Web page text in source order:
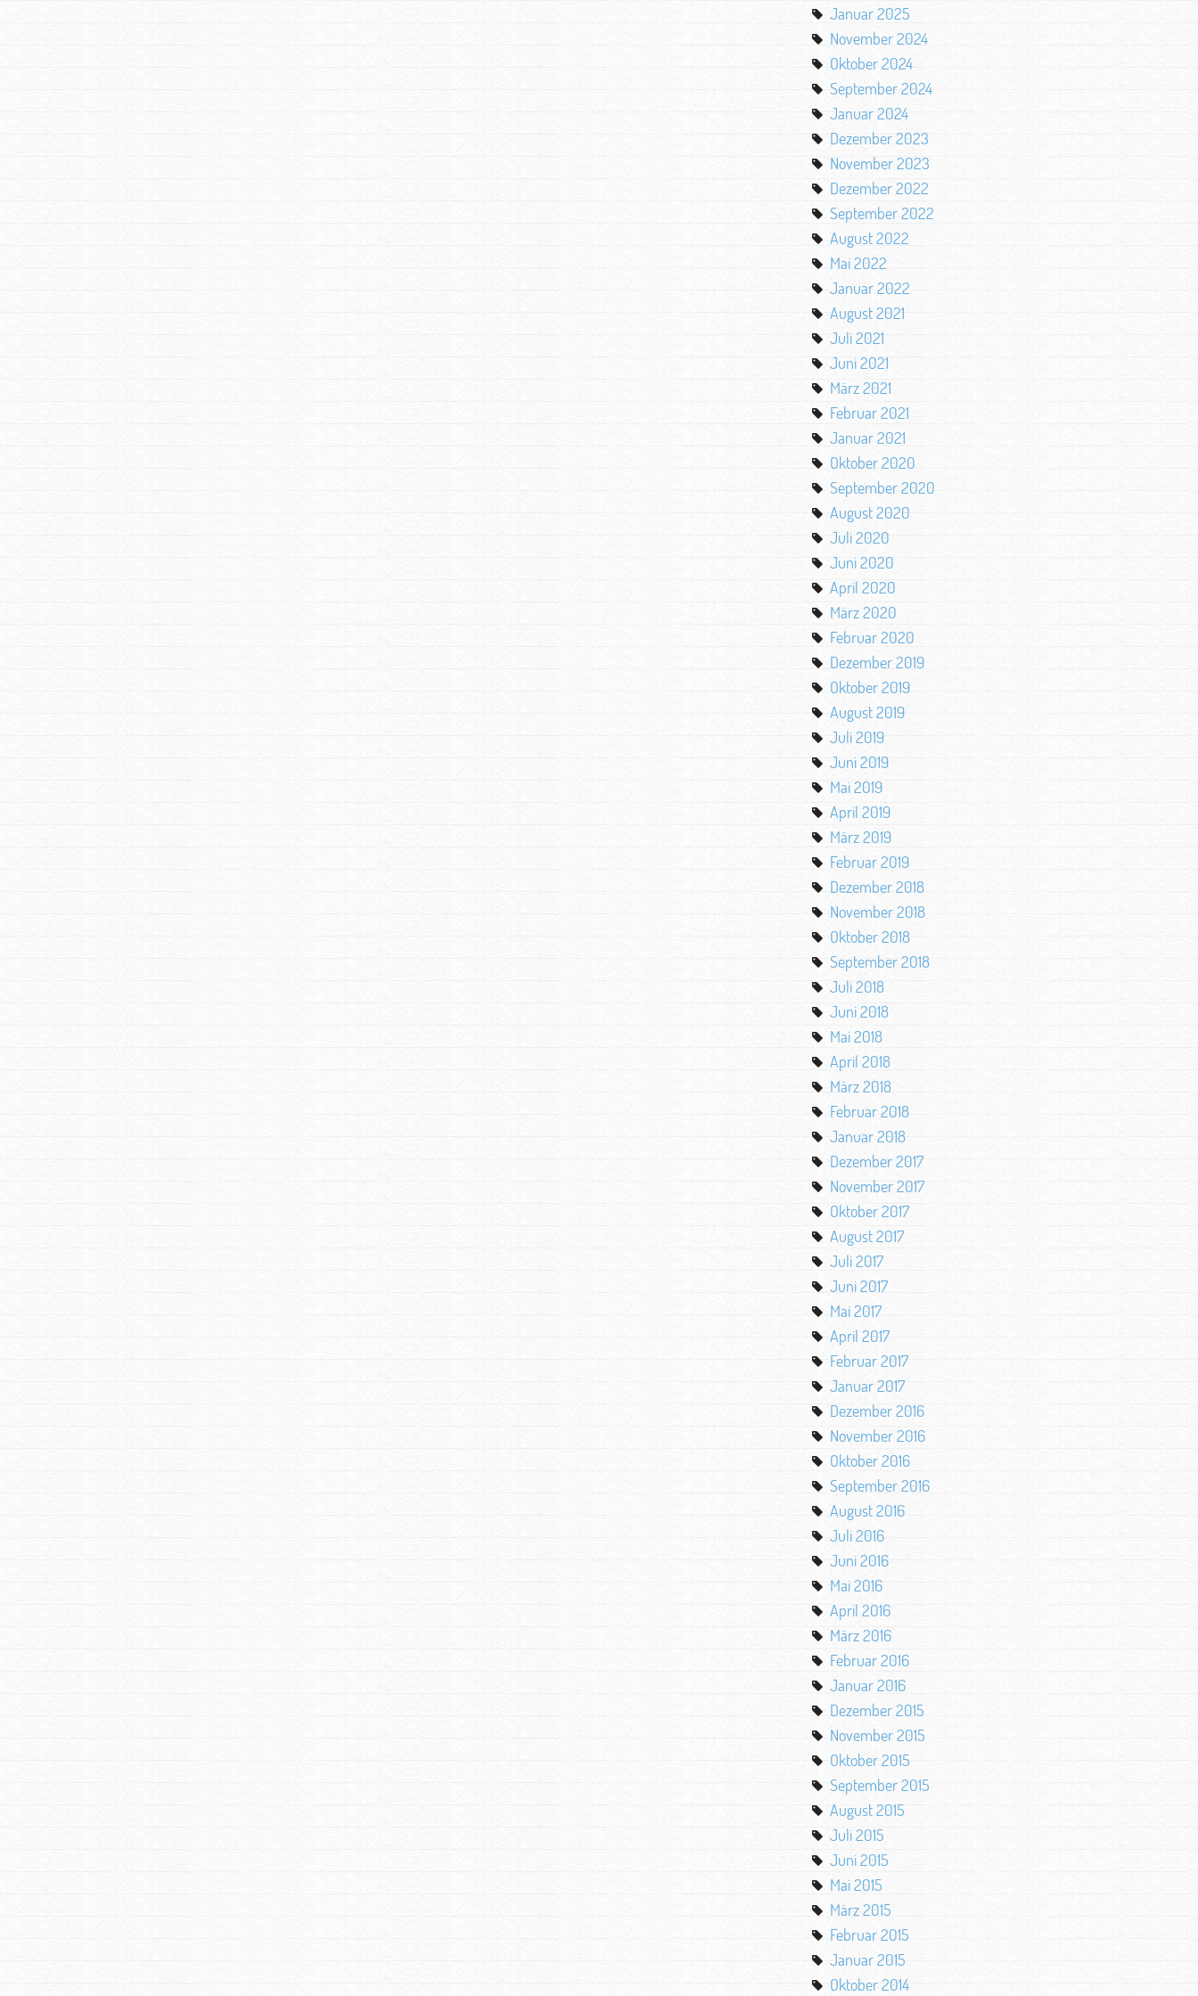
Januar 2025
November 2024
Oktober 2024
September 2024
Januar 2024
Dezember 2023
November 2023
Dezember 2022
September 2022
August 2022
Mai 2022
Januar 2022
August 2021
Juli 2021
Juni 2021
März 2021
Februar 2021
Januar 2021
Oktober 2020
September 2020
August 2020
Juli 2020
Juni 2020
April 2020
März 2020
Februar 2020
Dezember 2019
Oktober 2019
August 2019
Juli 2019
Juni 2019
Mai 2019
April 2019
März 2019
Februar 2019
Dezember 2018
November 2018
Oktober 2018
September 2018
Juli 2018
Juni 2018
Mai 2018
April 2018
März 2018
Februar 2018
Januar 2018
Dezember 2017
November 2017
Oktober 2017
August 2017
Juli 2017
Juni 2017
Mai 2017
April 2017
Februar 2017
Januar 2017
Dezember 2016
November 2016
Oktober 2016
September 2016
August 2016
Juli 2016
Juni 2016
Mai 2016
April 2016
März 2016
Februar 2016
Januar 2016
Dezember 2015
November 2015
Oktober 2015
September 2015
August 2015
Juli 2015
Juni 2015
Mai 2015
März 2015
Februar 2015
Januar 2015
Oktober 2014